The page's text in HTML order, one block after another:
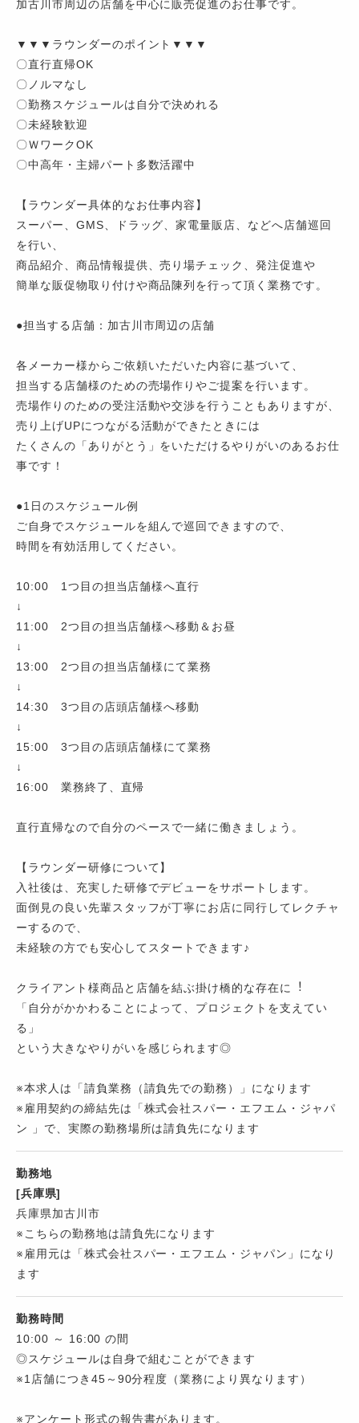
加古川市周辺の店舗を中心に販売促進のお仕事です。
▼▼▼ラウンダーのポイント▼▼▼
〇直行直帰OK
〇ノルマなし
〇勤務スケジュールは自分で決めれる
〇未経験歓迎
〇ＷワークOK
〇中高年・主婦パート多数活躍中
【ラウンダー具体的なお仕事内容】
スーパー、GMS、ドラッグ、家電量販店、などへ店舗巡回
を行い、
商品紹介、商品情報提供、売り場チェック、発注促進や
簡単な販促物取り付けや商品陳列を行って頂く業務です。
●担当する店舗：加古川市周辺の店舗
各メーカー様からご依頼いただいた内容に基づいて、
担当する店舗様のための売場作りやご提案を行います。
売場作りのための受注活動や交渉を行うこともありますが、
売り上げUPにつながる活動ができたときには
たくさんの「ありがとう」をいただけるやりがいのあるお仕
事です！
●1日のスケジュール例
ご自身でスケジュールを組んで巡回できますので、
時間を有効活用してください。
10:00 1つ目の担当店舗様へ直行
↓
11:00 2つ目の担当店舗様へ移動＆お昼
↓
13:00 2つ目の担当店舗様にて業務
↓
14:30 3つ目の店頭店舗様へ移動
↓
15:00 3つ目の店頭店舗様にて業務
↓
16:00 業務終了、直帰
直行直帰なので自分のペースで一緒に働きましょう。
【ラウンダー研修について】
入社後は、充実した研修でデビューをサポートします。
面倒見の良い先輩スタッフが丁寧にお店に同行してレクチャ
ーするので、
未経験の方でも安心してスタートできます♪
クライアント様商品と店舗を結ぶ掛け橋的な存在に︕
「⾃分がかかわることによって、プロジェクトを⽀えてい
る」
という⼤きなやりがいを感じられます◎
※本求人は「請負業務（請負先での勤務）」になります
※雇用契約の締結先は「株式会社スパー・エフエム・ジャパ
ン 」で、実際の勤務場所は請負先になります
勤務地
[兵庫県]
兵庫県加古川市
※こちらの勤務地は請負先になります
※雇用元は「株式会社スパー・エフエム・ジャパン」になり
ます
勤務時間
10:00 ～ 16:00 の間
◎スケジュールは自身で組むことができます
※1店舗につき45～90分程度（業務により異なります）
※アンケート形式の報告書があります。